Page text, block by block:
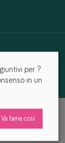
per ?
in un
Va bene così